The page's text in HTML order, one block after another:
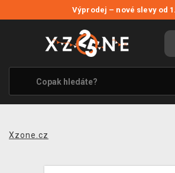
Výprodej – nové slevy od
VÝPRODEJ
VIDEOHRY
XZONE ORIGINALS
TÉMATIKY
Xzone.cz